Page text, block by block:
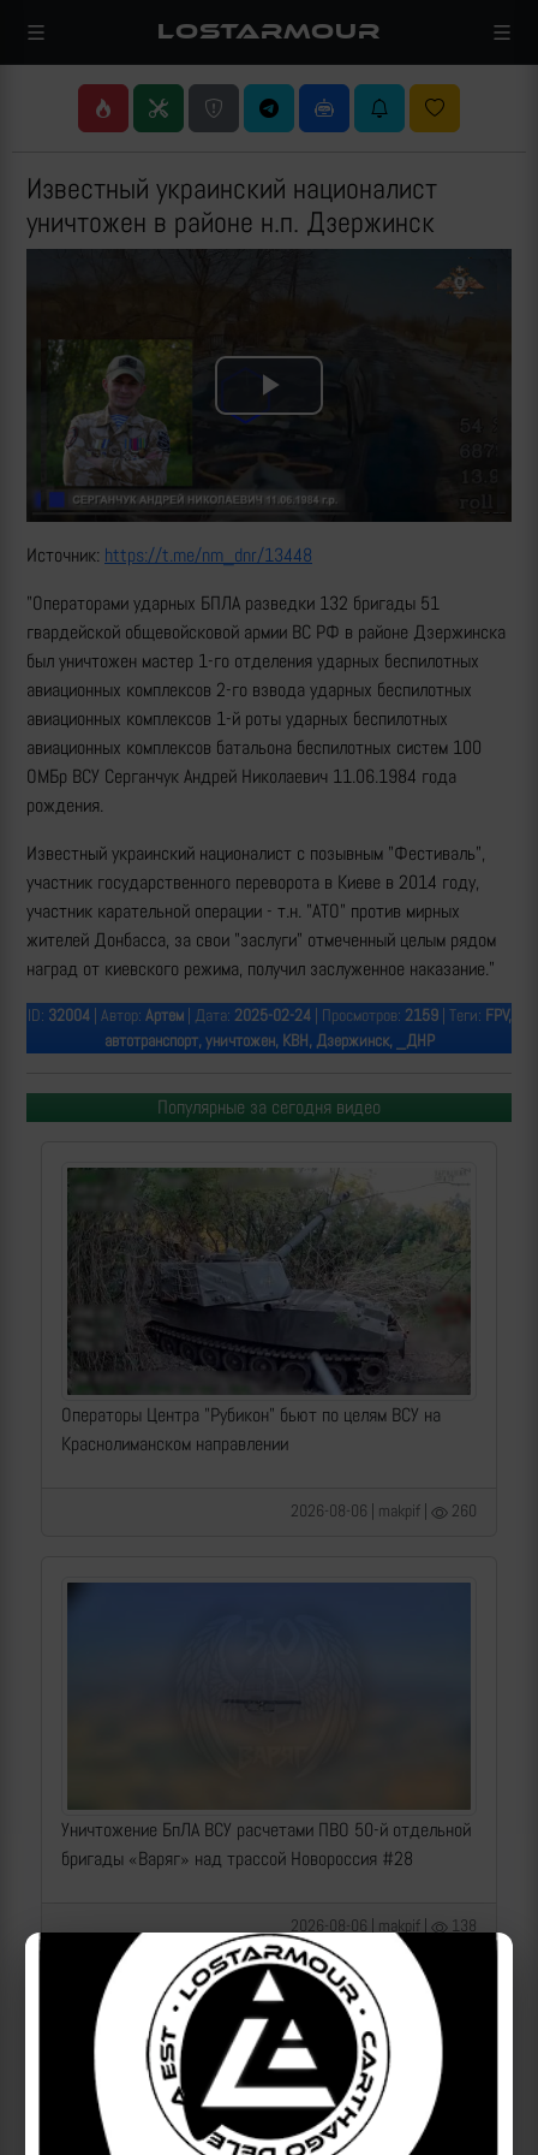
LOSTARMOUR
Известный украинский националист
уничтожен в районе н.п. Дзержинск
Play
Источник: https://t.me/nm_dnr/13448
"Операторами ударных БПЛА разведки 132 бригады 51
гвардейской общевойсковой армии ВС РФ в районе Дзержинска
был уничтожен мастер 1-го отделения ударных беспилотных
авиационных комплексов 2-го взвода ударных беспилотных
авиационных комплексов 1-й роты ударных беспилотных
авиационных комплексов батальона беспилотных систем 100
ОМБр ВСУ Серганчук Андрей Николаевич 11.06.1984 года
рождения.
Известный украинский националист с позывным "Фестиваль",
участник государственного переворота в Киеве в 2014 году,
участник карательной операции - т.н. "АТО" против мирных
жителей Донбасса, за свои "заслуги" отмеченный целым рядом
наград от киевского режима, получил заслуженное наказание."
ID: 32004| Автор: Артем| Дата: 2025-02-24| Просмотров: 2159| Теги: FPV,
автотранспорт, уничтожен, КВН, Дзержинск, _ДНР
Популярные за сегодня видео
Операторы Центра "Рубикон" бьют по целям ВСУ на
Краснолиманском направлении
2026-08-06 | makpif | 260
Уничтожение БпЛА ВСУ расчетами ПВО 50-й отдельной
бригады «Варяг» над трассой Новороссия #28
2026-08-06 | makpif | 138